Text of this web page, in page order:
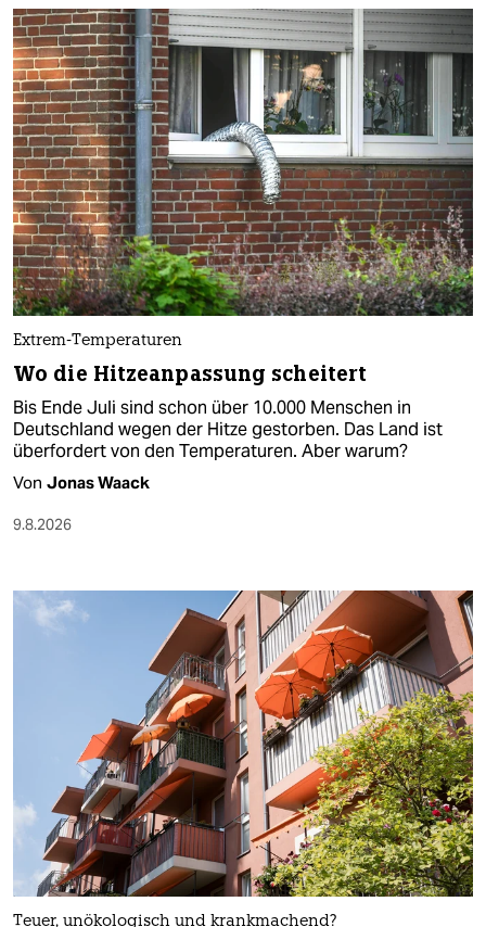
Extrem-Temperaturen
Wo die Hitzeanpassung scheitert
Bis Ende Juli sind schon über 10.000 Menschen in
Deutschland wegen der Hitze gestorben. Das Land ist
überfordert von den Temperaturen. Aber warum?
Von Jonas Waack
9.8.2026
Teuer, unökologisch und krankmachend?